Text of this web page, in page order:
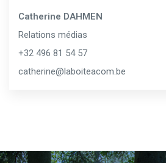
Catherine DAHMEN
Relations médias
+32 496 81 54 57
catherine@laboiteacom.be